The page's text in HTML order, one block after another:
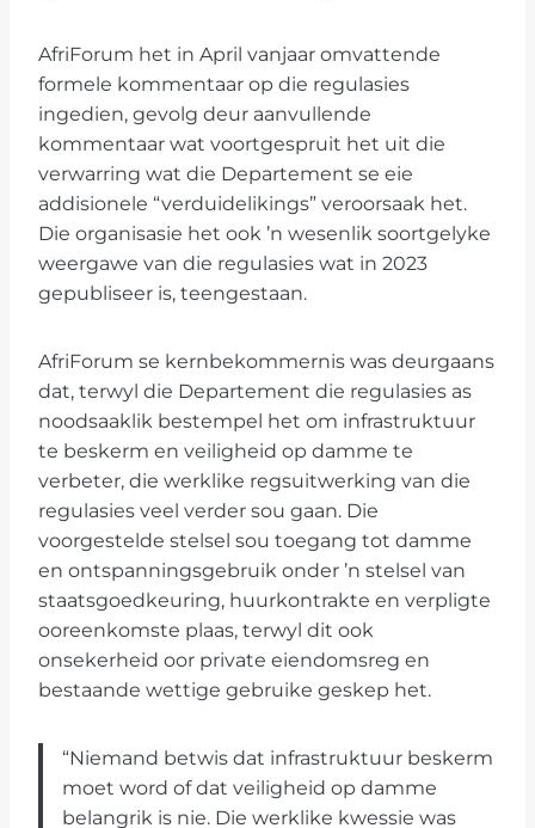
AfriForum het in April vanjaar omvattende
formele kommentaar op die regulasies
ingedien, gevolg deur aanvullende
kommentaar wat voortgespruit het uit die
verwarring wat die Departement se eie
addisionele “verduidelikings” veroorsaak het.
Die organisasie het ook ’n wesenlik soortgelyke
weergawe van die regulasies wat in 2023
gepubliseer is, teengestaan.
AfriForum se kernbekommernis was deurgaans
dat, terwyl die Departement die regulasies as
noodsaaklik bestempel het om infrastruktuur
te beskerm en veiligheid op damme te
verbeter, die werklike regsuitwerking van die
regulasies veel verder sou gaan. Die
voorgestelde stelsel sou toegang tot damme
en ontspanningsgebruik onder ’n stelsel van
staatsgoedkeuring, huurkontrakte en verpligte
ooreenkomste plaas, terwyl dit ook
onsekerheid oor private eiendomsreg en
bestaande wettige gebruike geskep het.
“Niemand betwis dat infrastruktuur beskerm
moet word of dat veiligheid op damme
belangrik is nie. Die werklike kwessie was